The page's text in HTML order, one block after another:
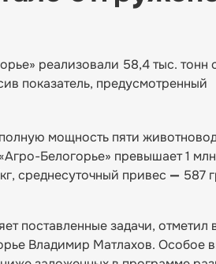
реализовали 58,4 тыс. тонн
показатель, предусмотренный
мощность пяти
Белогорье» превышает 1
среднесуточный привес — 587
поставленные задачи, отметил
Владимир Матлахов. Особое